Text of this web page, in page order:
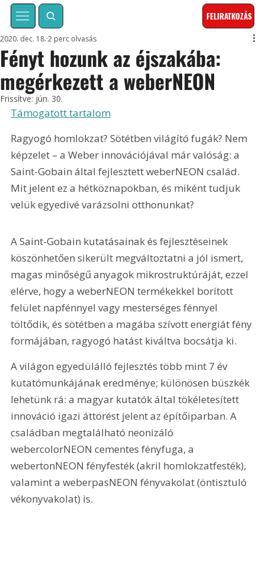
FELIRATKOZÁS
Fényt hozunk az éjszakába:
megérkezett a weberNEON
2020. dec. 18. 2 perc olvasás
Frissítve: jún. 30.
Támogatott tartalom
Ragyogó homlokzat? Sötétben világító fugák? Nem
képzelet – a Weber innovációjával már valóság: a
Saint-Gobain által fejlesztett weberNEON család.
Mit jelent ez a hétköznapokban, és miként tudjuk
velük egyedivé varázsolni otthonunkat?
A Saint-Gobain kutatásainak és fejlesztéseinek
köszönhetően sikerült megváltoztatni a jól ismert,
magas minőségű anyagok mikrostruktúráját, ezzel
elérve, hogy a weberNEON termékekkel borított
felület napfénnyel vagy mesterséges fénnyel
töltődik, és sötétben a magába szívott energiát fény
formájában, ragyogó hatást kiváltva bocsátja ki.
A világon egyedülálló fejlesztés több mint 7 év
kutatómunkájának eredménye; különösen büszkék
lehetünk rá: a magyar kutatók által tökéletesített
innováció igazi áttörést jelent az építőiparban. A
családban megtalálható neonizáló
webercolorNEON cementes fényfuga, a
webertonNEON fényfesték (akril homlokzatfesték),
valamint a weberpasNEON fényvakolat (öntisztuló
vékonyvakolat) is.